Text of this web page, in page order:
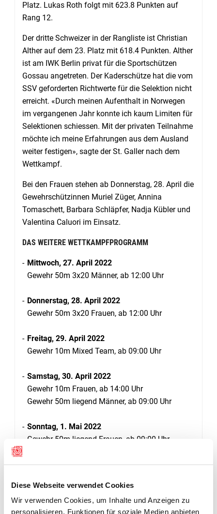
Diese Webseite verwendet Cookies
Wir verwenden Cookies, um Inhalte und Anzeigen zu
personalisieren, Funktionen für soziale Medien anbieten
Platz. Lukas Roth folgt mit 623.8 Punkten auf
Rang 12.
Der dritte Schweizer in der Rangliste ist Christian
Alther auf dem 23. Platz mit 618.4 Punkten. Alther
ist am IWK Berlin privat für die Sportschützen
Gossau angetreten. Der Kaderschütze hat die vom
SSV geforderten Richtwerte für die Selektion nicht
erreicht. «Durch meinen Aufenthalt in Norwegen
im vergangenen Jahr konnte ich kaum Limiten für
Selektionen schiessen. Mit der privaten Teilnahme
möchte ich meine Erfahrungen aus dem Ausland
weiter festigen», sagte der St. Galler nach dem
Wettkampf.
Bei den Frauen stehen ab Donnerstag, 28. April die
Gewehrschützinnen Muriel Züger, Annina
Tomaschett, Barbara Schläpfer, Nadja Kübler und
Valentina Caluori im Einsatz.
DAS WEITERE WETTKAMPFPROGRAMM
Mittwoch, 27. April 2022
Gewehr 50m 3x20 Männer, ab 12:00 Uhr
Donnerstag, 28. April 2022
Gewehr 50m 3x20 Frauen, ab 12:00 Uhr
Freitag, 29. April 2022
Gewehr 10m Mixed Team, ab 09:00 Uhr
Samstag, 30. April 2022
Gewehr 10m Frauen, ab 14:00 Uhr
Gewehr 50m liegend Männer, ab 09:00 Uhr
Sonntag, 1. Mai 2022
Gewehr 50m liegend Frauen, ab 09:00 Uhr
RANGLISTE